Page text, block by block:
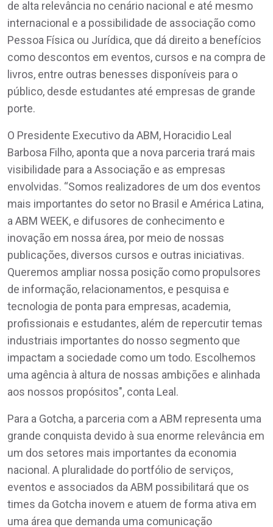
de alta relevância no cenário nacional e até mesmo
internacional e a possibilidade de associação como
Pessoa Física ou Jurídica, que dá direito a benefícios
como descontos em eventos, cursos e na compra de
livros, entre outras benesses disponíveis para o
público, desde estudantes até empresas de grande
porte.
O Presidente Executivo da ABM, Horacidio Leal
Barbosa Filho, aponta que a nova parceria trará mais
visibilidade para a Associação e as empresas
envolvidas. “Somos realizadores de um dos eventos
mais importantes do setor no Brasil e América Latina,
a ABM WEEK, e difusores de conhecimento e
inovação em nossa área, por meio de nossas
publicações, diversos cursos e outras iniciativas.
Queremos ampliar nossa posição como propulsores
de informação, relacionamentos, e pesquisa e
tecnologia de ponta para empresas, academia,
profissionais e estudantes, além de repercutir temas
industriais importantes do nosso segmento que
impactam a sociedade como um todo. Escolhemos
uma agência à altura de nossas ambições e alinhada
aos nossos propósitos", conta Leal.
Para a Gotcha, a parceria com a ABM representa uma
grande conquista devido à sua enorme relevância em
um dos setores mais importantes da economia
nacional. A pluralidade do portfólio de serviços,
eventos e associados da ABM possibilitará que os
times da Gotcha inovem e atuem de forma ativa em
uma área que demanda uma comunicação